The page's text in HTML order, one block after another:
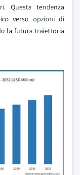
Questa tendenza
verso opzioni di
la futura traiettoria